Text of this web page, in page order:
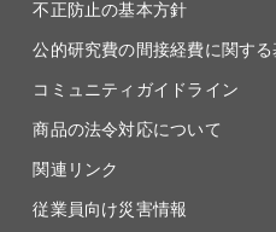
不正防止の基本方針
公的研究費の間接経費に関す
コミュニティガイドライン
商品の法令対応について
関連リンク
従業員向け災害情報